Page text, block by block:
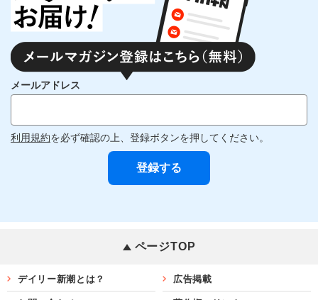
メールアドレス
利用規約を必ず確認の上、登録ボタンを押してください。
ページTOP
デイリー新潮とは？ 広告掲載